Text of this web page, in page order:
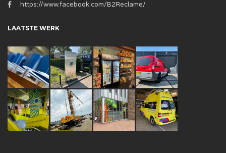
https://www.facebook.com/B2Reclame/
LAATSTE WERK